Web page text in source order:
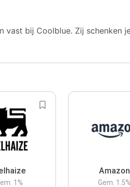
bij Coolblue. Zij schenken
1 %
Amazon
Gem. 1.5%